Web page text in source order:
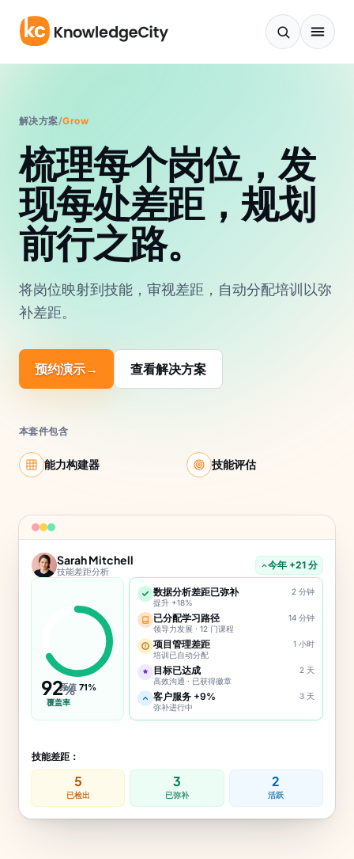
解决方案/Grow
梳理每个岗位，发
现每处差距，规划
前行之路。
将岗位映射到技能，审视差距，自动分配培训以弥
补差距。
预约演示→ 查看解决方案
本套件包含
能力构建器 技能评估
Sarah Mitchell
技能差距分析
今年 +21 分
92%
覆盖率
原值 71%
数据分析差距已弥补
提升 +18%
2 分钟
已分配学习路径
领导力发展 · 12 门课程
14 分钟
项目管理差距
培训已自动分配
1 小时
目标已达成
高效沟通 · 已获得徽章
2 天
客户服务 +9%
弥补进行中
3 天
技能差距：
5
已检出
3
已弥补
2
活跃